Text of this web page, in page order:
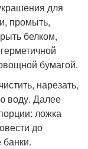
для
промыть,
белком,
бумагой.
нарезать,
воду. Далее
ложка
до